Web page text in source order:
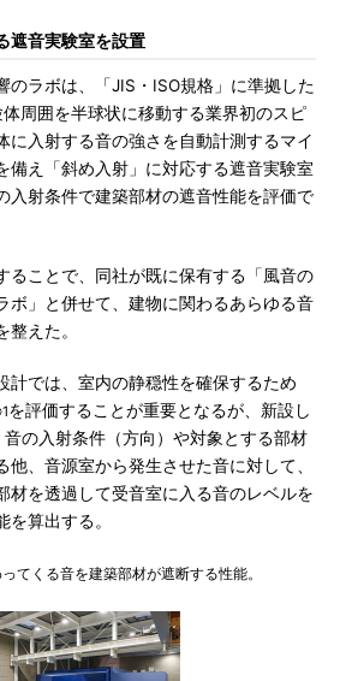
遮音実験室を設置
ラボは、「JIS・ISO規格」に準拠した
周囲を半球状に移動する業界初のスピ
に入射する音の強さを自動計測するマイ
備え「斜め入射」に対応する遮音実験室
入射条件で建築部材の遮音性能を評価で
ことで、同社が既に保有する「風音の
ボ」と併せて、建物に関わるあらゆる音
えた。
では、室内の静穏性を確保するため
を評価することが重要となるが、新設し
の入射条件（方向）や対象とする部材
他、音源室から発生させた音に対して、
材を透過して受音室に入る音のレベルを
算出する。
てくる音を建築部材が遮断する性能。